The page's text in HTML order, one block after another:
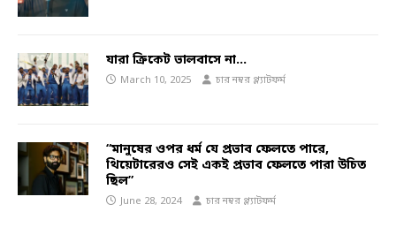
যারা ক্রিকেট ভালবাসে না…
March 10, 2025 চার নম্বর প্ল্যাটফর্ম
“মানুষের ওপর ধর্ম যে প্রভাব ফেলতে পারে,
থিয়েটারেরও সেই একই প্রভাব ফেলতে পারা উচিত
ছিল”
June 28, 2024 চার নম্বর প্ল্যাটফর্ম